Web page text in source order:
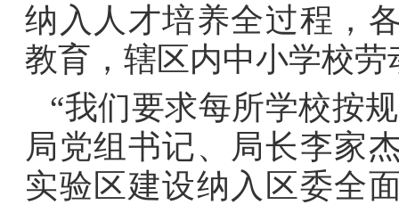
纳入人才培养全过程，
教育，辖区内中小学校
“我们要求每所学校按
局党组书记、局长李家
实验区建设纳入区委全